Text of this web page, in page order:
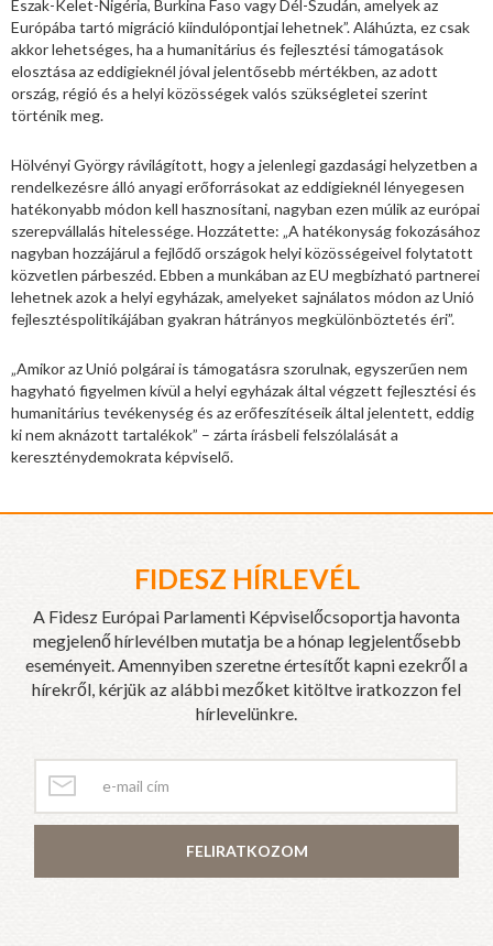
Észak-Kelet-Nigéria, Burkina Faso vagy Dél-Szudán, amelyek az
Európába tartó migráció kiindulópontjai lehetnek”. Aláhúzta, ez csak
akkor lehetséges, ha a humanitárius és fejlesztési támogatások
elosztása az eddigieknél jóval jelentősebb mértékben, az adott
ország, régió és a helyi közösségek valós szükségletei szerint
történik meg.
Hölvényi György rávilágított, hogy a jelenlegi gazdasági helyzetben a
rendelkezésre álló anyagi erőforrásokat az eddigieknél lényegesen
hatékonyabb módon kell hasznosítani, nagyban ezen múlik az európai
szerepvállalás hitelessége. Hozzátette: „A hatékonyság fokozásához
nagyban hozzájárul a fejlődő országok helyi közösségeivel folytatott
közvetlen párbeszéd. Ebben a munkában az EU megbízható partnerei
lehetnek azok a helyi egyházak, amelyeket sajnálatos módon az Unió
fejlesztéspolitikájában gyakran hátrányos megkülönböztetés éri”.
„Amikor az Unió polgárai is támogatásra szorulnak, egyszerűen nem
hagyható figyelmen kívül a helyi egyházak által végzett fejlesztési és
humanitárius tevékenység és az erőfeszítéseik által jelentett, eddig
ki nem aknázott tartalékok” – zárta írásbeli felszólalását a
kereszténydemokrata képviselő.
FIDESZ HÍRLEVÉL
A Fidesz Európai Parlamenti Képviselőcsoportja havonta
megjelenő hírlevélben mutatja be a hónap legjelentősebb
eseményeit. Amennyiben szeretne értesítőt kapni ezekről a
hírekről, kérjük az alábbi mezőket kitöltve iratkozzon fel
hírlevelünkre.
FELIRATKOZOM